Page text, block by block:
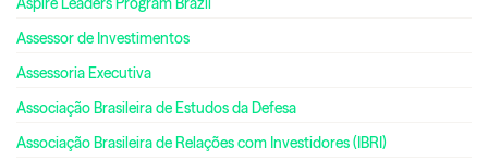
Assessor de Investimentos
Assessoria Executiva
Associação Brasileira de Estudos da Defesa
Associação Brasileira de Relações com Investidores (IBRI)